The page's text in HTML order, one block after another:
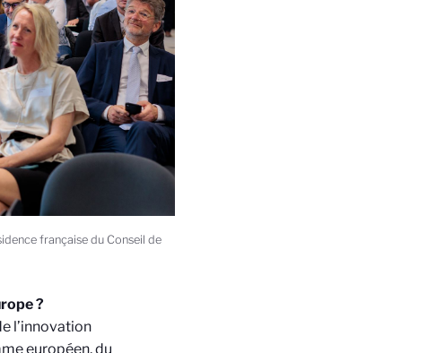
française du Conseil de
?
l’innovation
européen, du